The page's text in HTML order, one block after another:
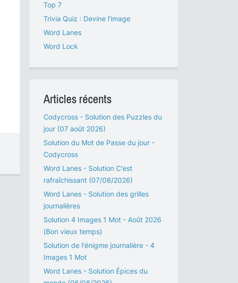
Top 7
Trivia Quiz : Devine l'image
Word Lanes
Word Lock
Articles récents
Codycross - Solution des Puzzles du
jour (07 août 2026)
Solution du Mot de Passe du jour -
Codycross
Word Lanes - Solution C'est
rafraîchissant (07/08/2026)
Word Lanes - Solution des grilles
journalières
Solution 4 Images 1 Mot - Août 2026
(Bon vieux temps)
Solution de l'énigme journalière - 4
Images 1 Mot
Word Lanes - Solution Épices du